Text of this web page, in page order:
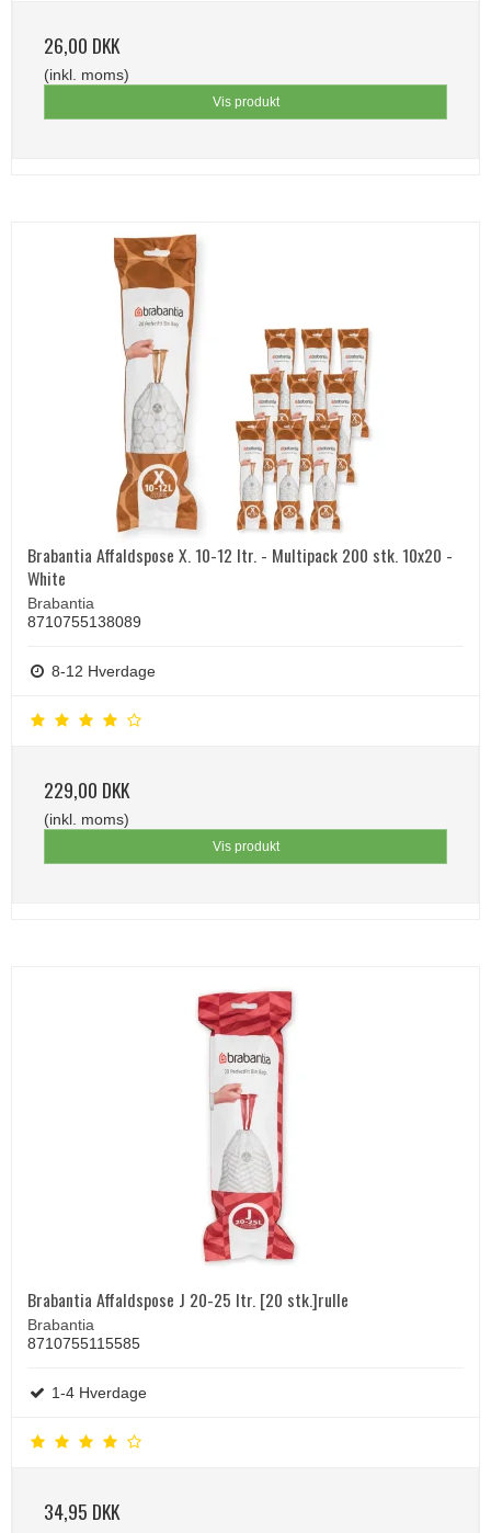
26,00 DKK
(inkl. moms)
Vis produkt
Brabantia Affaldspose X. 10-12 ltr. - Multipack 200 stk. 10x20 -
White
Brabantia
8710755138089
8-12 Hverdage
229,00 DKK
(inkl. moms)
Vis produkt
Brabantia Affaldspose J 20-25 ltr. [20 stk.]rulle
Brabantia
8710755115585
1-4 Hverdage
34,95 DKK